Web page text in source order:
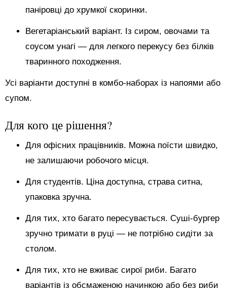
паніровці до хрумкої скоринки.
Вегетаріанський варіант. Із сиром, овочами та
соусом унагі — для легкого перекусу без білків
тваринного походження.
Усі варіанти доступні в комбо-наборах із напоями або
супом.
Для кого це рішення?
Для офісних працівників. Можна поїсти швидко,
не залишаючи робочого місця.
Для студентів. Ціна доступна, страва ситна,
упаковка зручна.
Для тих, хто багато пересувається. Суші-бургер
зручно тримати в руці — не потрібно сидіти за
столом.
Для тих, хто не вживає сирої риби. Багато
варіантів із обсмаженою начинкою або без риби